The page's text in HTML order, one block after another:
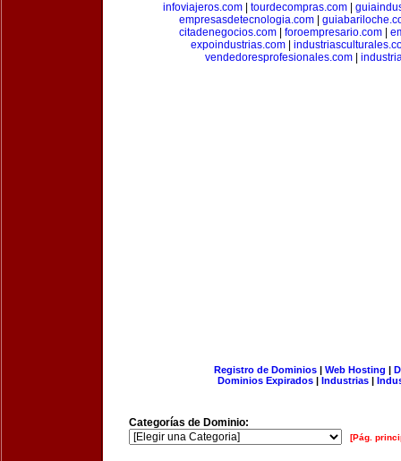
infoviajeros.com| tourdecompras.com|
empresasdetecnologia.com
citadenegocios.com
foroempresario.com
expoindustrias.com
vendedoresprofesionales.com
Registro de Dominios| Web Hosting |
Dominios Expirados | Industrias |
Categorías de Dominio:
[Pág.